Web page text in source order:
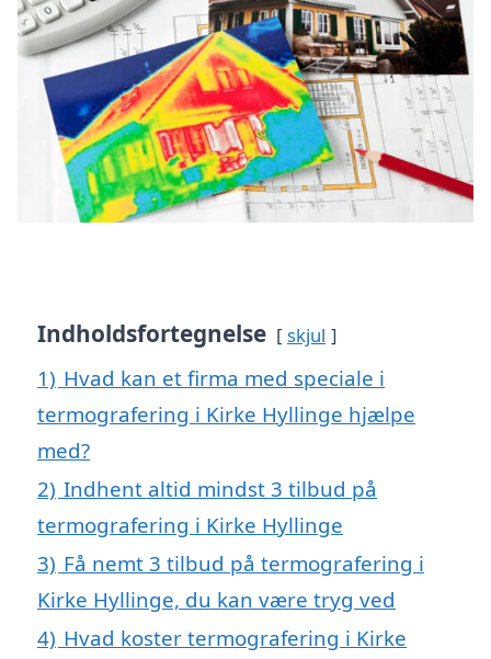
Indholdsfortegnelse skjul
1) Hvad kan et firma med speciale i
termografering i Kirke Hyllinge hjælpe
med?
2) Indhent altid mindst 3 tilbud på
termografering i Kirke Hyllinge
3) Få nemt 3 tilbud på termografering i
Kirke Hyllinge, du kan være tryg ved
4) Hvad koster termografering i Kirke